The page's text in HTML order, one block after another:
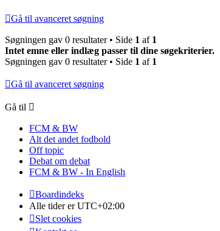
Gå til avanceret søgning
Søgningen gav 0 resultater • Side 1 af 1
Intet emne eller indlæg passer til dine søgekriterier.
Søgningen gav 0 resultater • Side 1 af 1
Gå til avanceret søgning
Gå til
FCM & BW
Alt det andet fodbold
Off topic
Debat om debat
FCM & BW - In English
Boardindeks
Alle tider erUTC+02:00
Slet cookies